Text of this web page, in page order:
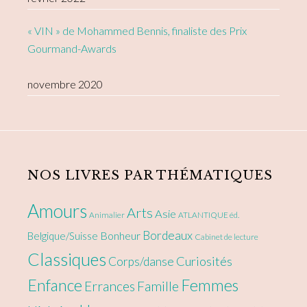
« VIN » de Mohammed Bennis, finaliste des Prix
Gourmand-Awards
novembre 2020
NOS LIVRES PAR THÉMATIQUES
Amours Animalier Arts Asie ATLANTIQUE éd.
Belgique/Suisse Bonheur Bordeaux Cabinet de lecture
Classiques Corps/danse Curiosités
Enfance Errances Famille Femmes